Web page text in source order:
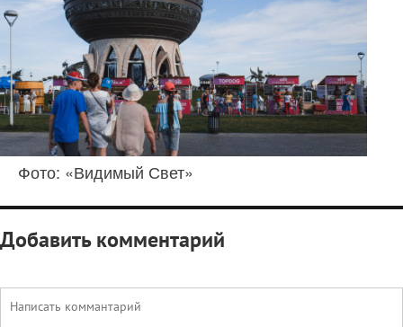
Фото: «Видимый Свет»
Добавить комментарий